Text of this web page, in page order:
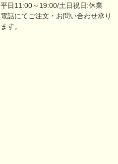
平日11:00～19:00/土日祝日:休業
電話にてご注文・お問い合わせ承り
ます。